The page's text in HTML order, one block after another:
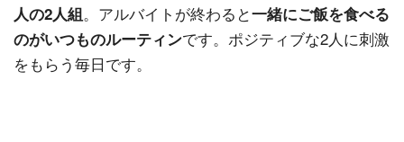
人の2人組。アルバイトが終わると一緒にご飯を食べる
のがいつものルーティンです。ポジティブな2人に刺激
をもらう毎日です。